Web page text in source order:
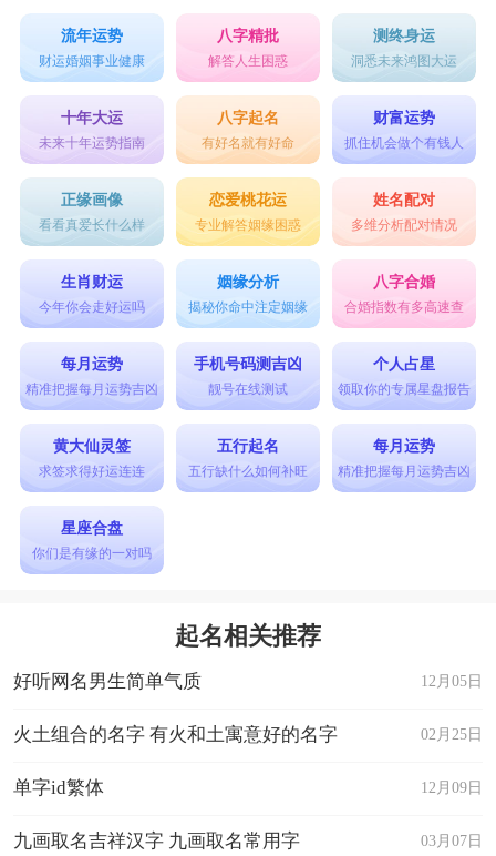
流年运势
财运婚姻事业健康
八字精批
解答人生困惑
测终身运
洞悉未来鸿图大运
十年大运
未来十年运势指南
八字起名
有好名就有好命
财富运势
抓住机会做个有钱人
正缘画像
看看真爱长什么样
恋爱桃花运
专业解答姻缘困惑
姓名配对
多维分析配对情况
生肖财运
今年你会走好运吗
姻缘分析
揭秘你命中注定姻缘
八字合婚
合婚指数有多高速查
每月运势
精准把握每月运势吉凶
手机号码测吉凶
靓号在线测试
个人占星
领取你的专属星盘报告
黄大仙灵签
求签求得好运连连
五行起名
五行缺什么如何补旺
每月运势
精准把握每月运势吉凶
星座合盘
你们是有缘的一对吗
起名相关推荐
12月05日
好听网名男生简单气质
02月25日
火土组合的名字 有火和土寓意好的名字
12月09日
单字id繁体
03月07日
九画取名吉祥汉字 九画取名常用字